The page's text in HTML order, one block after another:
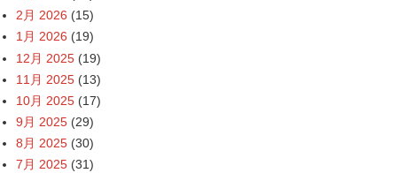
2月 2026 (15)
1月 2026 (19)
12月 2025 (19)
11月 2025 (13)
10月 2025 (17)
9月 2025 (29)
8月 2025 (30)
7月 2025 (31)